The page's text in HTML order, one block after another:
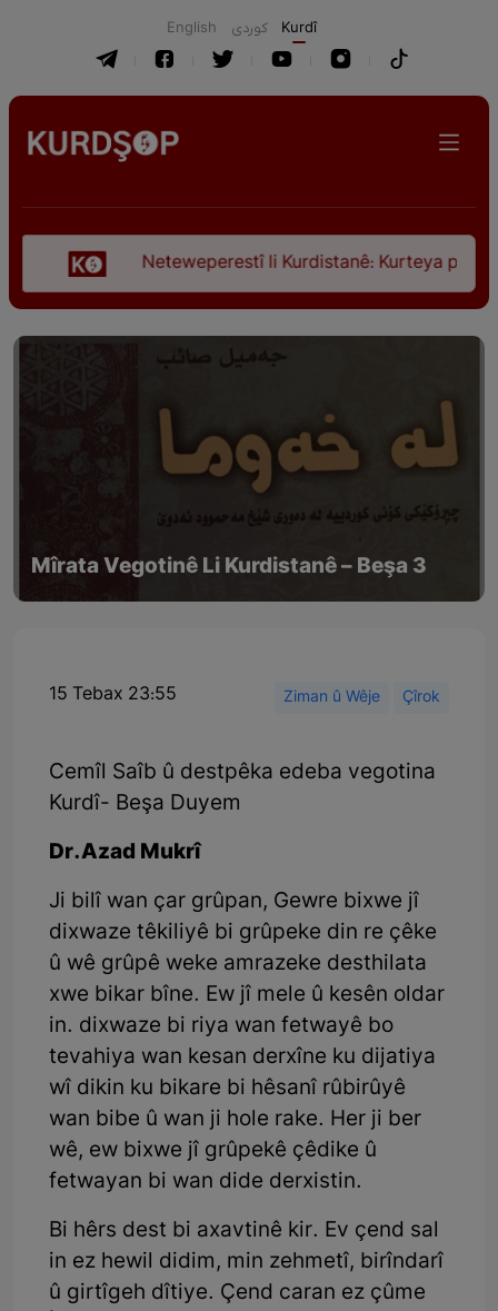
English كوردی Kurdî
Neteweperestî li Kurdistanê: Kurteya pêşveçûna
Mîrata Vegotinê Li Kurdistanê – Beşa 3
15 Tebax 23:55 Ziman û Wêje Çîrok
Cemîl Saîb û destpêka edeba vegotina
Kurdî- Beşa Duyem
Dr.Azad Mukrî
Ji bilî wan çar grûpan, Gewre bixwe jî
dixwaze têkiliyê bi grûpeke din re çêke
û wê grûpê weke amrazeke desthilata
xwe bikar bîne. Ew jî mele û kesên oldar
in. dixwaze bi riya wan fetwayê bo
tevahiya wan kesan derxîne ku dijatiya
wî dikin ku bikare bi hêsanî rûbirûyê
wan bibe û wan ji hole rake. Her ji ber
wê, ew bixwe jî grûpekê çêdike û
fetwayan bi wan dide derxistin.
Bi hêrs dest bi axavtinê kir. Ev çend sal
in ez hewil didim, min zehmetî, birîndarî
û girtîgeh dîtiye. Çend caran ez çûme